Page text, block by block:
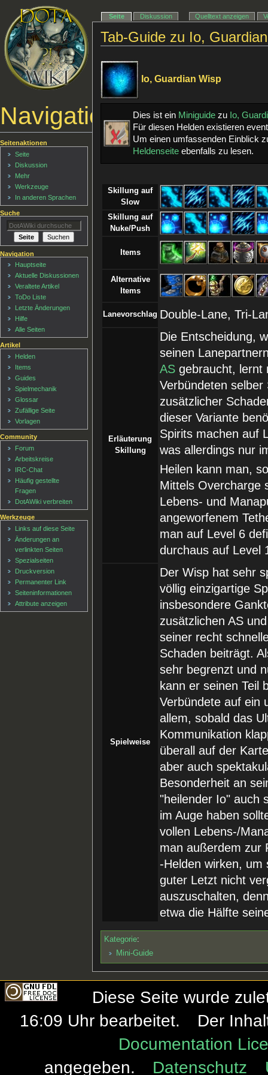
Tab-Guide zu Io,
Io, Guardian Wisp
Dies ist ein Miniguide zu Io,
Für diesen Helden existieren
Um einen umfassenden Einblick
Heldenseite ebenfalls zu lesen.
Skillung auf
Slow
Skillung auf
Nuke/Push
Items
Alternative
Items
Lanevorschlag Double-Lane, Tri-
Erläuterung
Skillung
Die Entscheidung,
seinen
AS gebraucht, lernt
Verbündeten
zusätzlicher
dieser Variante
Spirits machen auf
was allerdings nur
Heilen kann man,
Mittels Overcharge
Lebens- und
angeworfenem
man auf Level 6
durchaus auf Level
Spielweise
Der Wisp hat sehr
völlig einzigartige
insbesondere
zusätzlichen AS
seiner recht
Schaden beiträgt.
sehr begrenzt und
kann er seinen Teil
Verbündete auf ein
allem, sobald das
Kommunikation
überall auf der
aber auch
Besonderheit an
"heilender Io" auch
im Auge haben
vollen Lebens-/
man außerdem zur
-Helden wirken, um
guter Letzt nicht
auszuschalten,
etwa die Hälfte
Kategorie:
Mini-Guide
Navigationsmenü
Seite Diskussion Quelltext anzeigen
Seitenaktionen
Seite
Diskussion
Mehr
Werkzeuge
In anderen Sprachen
Suche
Navigation
Hauptseite
Aktuelle Diskussionen
Veraltete Artikel
ToDo Liste
Letzte Änderungen
Hilfe
Alle Seiten
Artikel
Helden
Items
Guides
Spielmechanik
Glossar
Zufällige Seite
Vorlagen
Community
Forum
Arbeitskreise
IRC-Chat
Häufig gestellte
Fragen
DotAWiki verbreiten
Werkzeuge
Links auf diese Seite
Änderungen an
verlinkten Seiten
Spezialseiten
Druckversion
Permanenter Link
Seiten­informationen
Attribute anzeigen
Diese Seite wurde
16:09 Uhr bearbeitet.
Der
Documentation
angegeben.
Datenschutz